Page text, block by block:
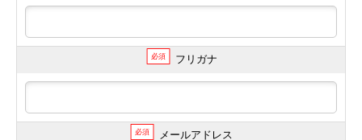
必須 フリガナ
必須 メールアドレス